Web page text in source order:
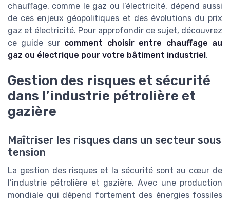
chauffage, comme le gaz ou l’électricité, dépend aussi
de ces enjeux géopolitiques et des évolutions du prix
gaz et électricité. Pour approfondir ce sujet, découvrez
ce guide sur comment choisir entre chauffage au
gaz ou électrique pour votre bâtiment industriel.
Gestion des risques et sécurité
dans l’industrie pétrolière et
gazière
Maîtriser les risques dans un secteur sous
tension
La gestion des risques et la sécurité sont au cœur de
l’industrie pétrolière et gazière. Avec une production
mondiale qui dépend fortement des énergies fossiles